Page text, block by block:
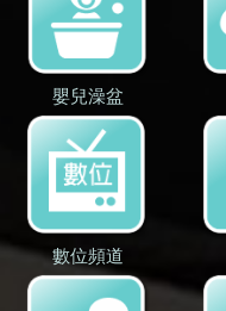
嬰兒澡盆
數位頻道